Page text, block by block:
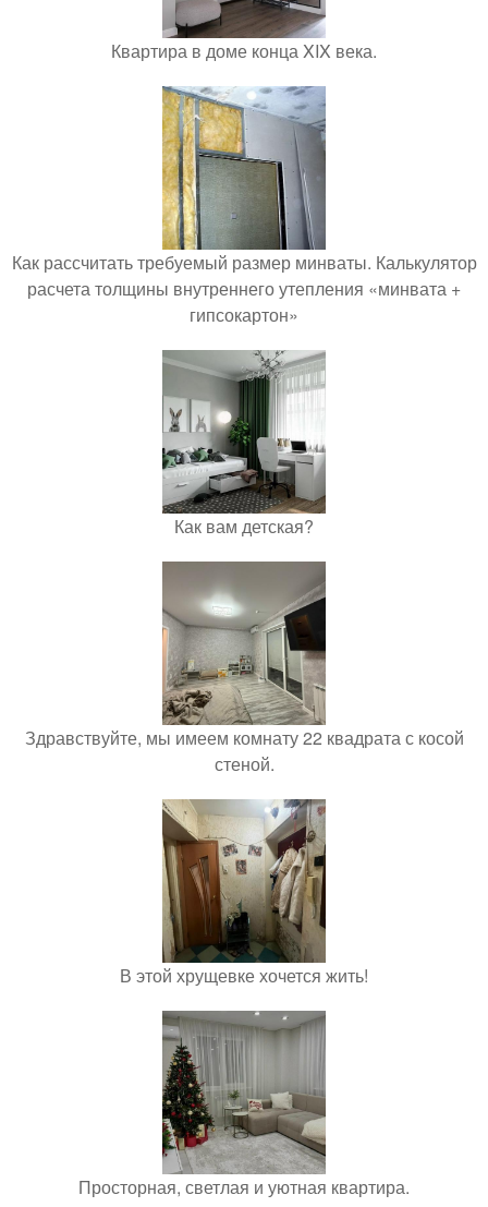
Квартира в доме конца XIX века.
Как рассчитать требуемый размер минваты. Калькулятор
расчета толщины внутреннего утепления «минвата +
гипсокартон»
Как вам детская?
Здравствуйте, мы имеем комнату 22 квадрата с косой
стеной.
В этой хрущевке хочется жить!
Просторная, светлая и уютная квартира.